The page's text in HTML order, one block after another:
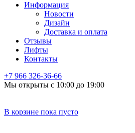
Информация
Новости
Дизайн
Доставка и оплата
Отзывы
Лифты
Контакты
+7 966 326-36-66
Мы открыты с 10:00 до 19:00
В корзине пока пусто